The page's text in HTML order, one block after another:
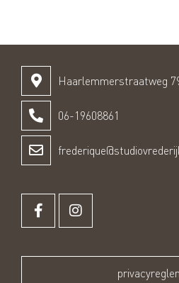
Haarlemmerstraatweg
06-19608861